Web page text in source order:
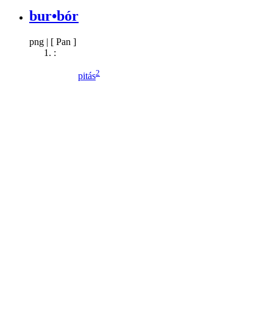
bur•bór
png | [ Pan ]
:
pitás2